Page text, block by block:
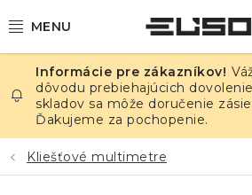
na
ELEKTRINA
TEPLOTA A VLHKOSŤ
TLAK A ÚNIKY
dôvodu prebiehajúcich
skladov sa môže doručenie
Ďakujeme za pochopenie.
Kliešťové multimetre